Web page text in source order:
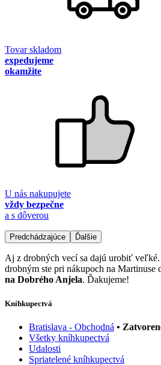
Tovar skladom
expedujeme
okamžite
U nás nakupujete
vždy bezpečne
a s dôverou
Predchádzajúce Ďalšie
Aj z drobných vecí sa dajú urobiť
drobným ste pri nákupoch na Martinuse
na Dobrého Anjela. Ďakujeme!
Kníhkupectvá
Bratislava - Obchodná •
Všetky kníhkupectvá
Udalosti
Spriatelené kníhkupectvá